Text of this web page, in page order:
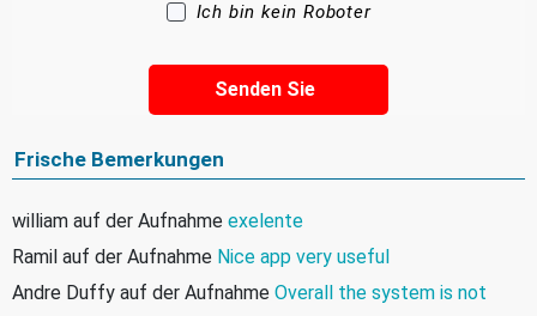
Ich bin kein Roboter
Frische Bemerkungen
william auf der Aufnahme exelente
Ramil auf der Aufnahme Nice app very useful
Andre Duffy auf der Aufnahme Overall the system is not